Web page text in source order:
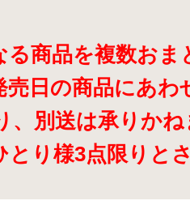
商品を複数おま
日の商品にあわ
、別送は承りかね
り様3点限りと